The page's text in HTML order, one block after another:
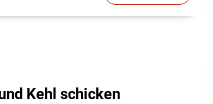
Kehl schicken